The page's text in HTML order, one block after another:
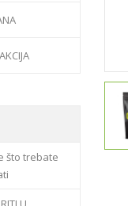
što trebate